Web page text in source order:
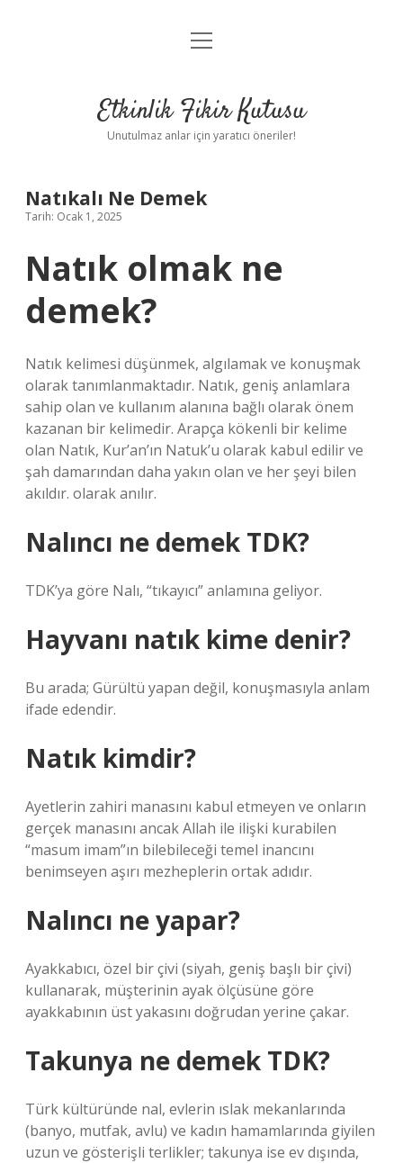
Anasayfa
Yasal Uyarı
menüyü
Etkinlik Fikir Kutusu
Unutulmaz anlar için yaratıcı öneriler!
Natıkalı Ne Demek
Tarih: Ocak 1, 2025
Natık olmak ne
demek?
Natık kelimesi düşünmek, algılamak ve konuşmak
olarak tanımlanmaktadır. Natık, geniş anlamlara
sahip olan ve kullanım alanına bağlı olarak önem
kazanan bir kelimedir. Arapça kökenli bir kelime
olan Natık, Kur’an’ın Natuk’u olarak kabul edilir ve
şah damarından daha yakın olan ve her şeyi bilen
akıldır. olarak anılır.
Nalıncı ne demek TDK?
TDK’ya göre Nalı, “tıkayıcı” anlamına geliyor.
Hayvanı natık kime denir?
Bu arada; Gürültü yapan değil, konuşmasıyla anlam
ifade edendir.
Natık kimdir?
Ayetlerin zahiri manasını kabul etmeyen ve onların
gerçek manasını ancak Allah ile ilişki kurabilen
“masum imam”ın bilebileceği temel inancını
benimseyen aşırı mezheplerin ortak adıdır.
Nalıncı ne yapar?
Ayakkabıcı, özel bir çivi (siyah, geniş başlı bir çivi)
kullanarak, müşterinin ayak ölçüsüne göre
ayakkabının üst yakasını doğrudan yerine çakar.
Takunya ne demek TDK?
Türk kültüründe nal, evlerin ıslak mekanlarında
(banyo, mutfak, avlu) ve kadın hamamlarında giyilen
uzun ve gösterişli terlikler; takunya ise ev dışında,